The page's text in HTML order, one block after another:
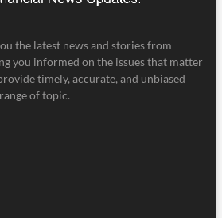
the latest news and stories from
you informed on the issues that matter
timely, accurate, and unbiased
of topic.